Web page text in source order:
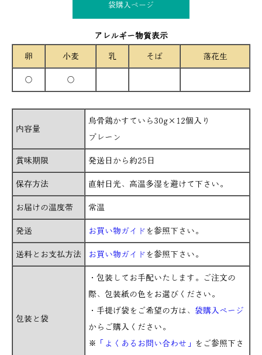
袋購入ぺージ
アレルギー物質表示
卵 小麦 乳 そば 落花生
○ ○
内容量
烏骨鶏かすていら30g×12個入り
プレーン
賞味期限 発送日から約25日
保存方法 直射日光、高温多湿を避けて下さい。
お届けの温度帯 常温
発送 お買い物ガイド を参照下さい。
送料とお支払方法 お買い物ガイド を参照下さい。
包装と袋
・包装してお手配いたします。ご注文の
際、包装紙の色をお選びください。
・手提げ袋をご希望の方は、 袋購入ページ
からご購入ください。
※
「よくあるお問い合わせ」
をご参照下さ